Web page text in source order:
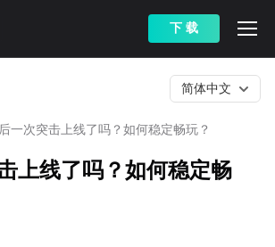
下 载
一次突击上线了吗？如何稳定畅玩？
简体中文
上线了吗？如何稳定畅